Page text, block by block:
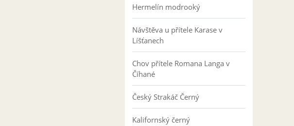
Hermelín modrooký
Návštěva u přítele Karase v
Líšťanech
Chov přítele Romana Langa v
Číhané
Český Strakáč Černý
Kalifornský černý